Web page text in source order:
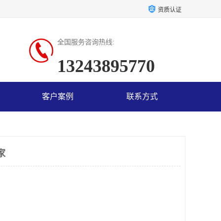
资质认证
全国服务咨询热线:
13243895770
客户案例 联系方式